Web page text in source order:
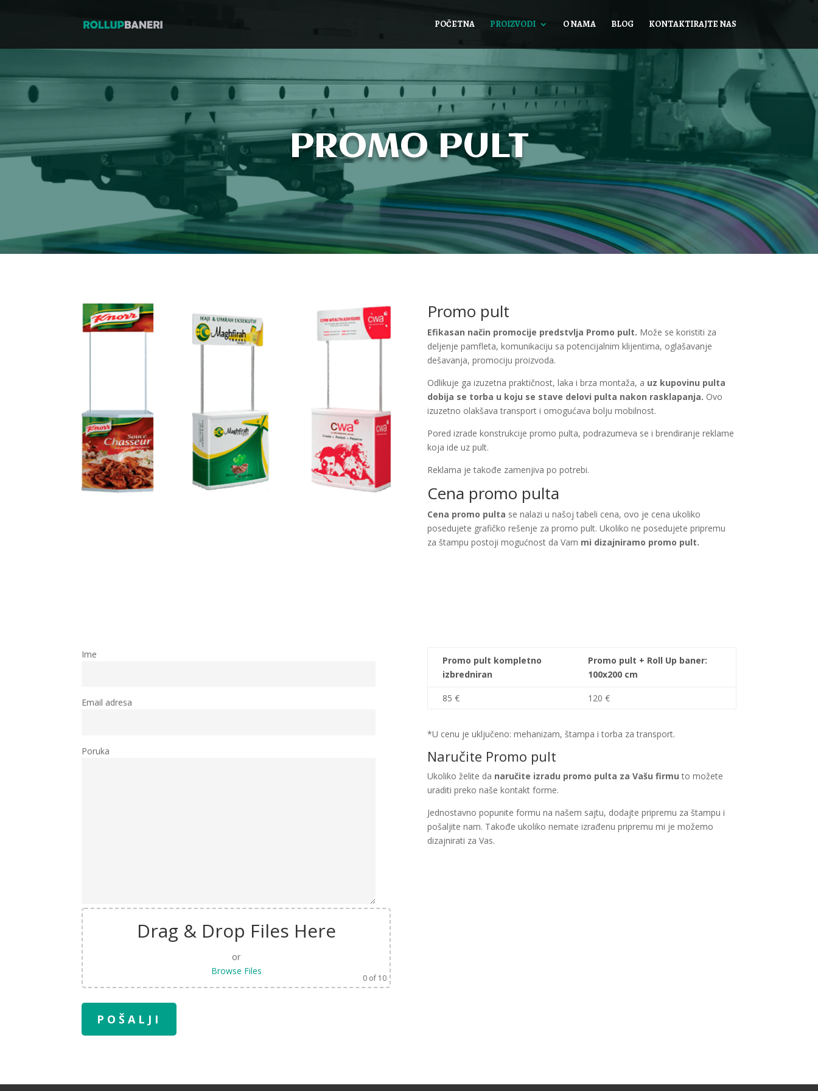
POČETNA PROIZVODI O NAMA BLOG KONTAKTIRAJTE NAS
PROMO PULT
Promo pult
Efikasan način promocije predstvlja Promo pult. Može se koristiti za
deljenje pamfleta, komunikaciju sa potencijalnim klijentima, oglašavanje
dešavanja, promociju proizvoda.
Odlikuje ga izuzetna praktičnost, laka i brza montaža, a uz kupovinu pulta
dobija se torba u koju se stave delovi pulta nakon rasklapanja. Ovo
izuzetno olakšava transport i omogućava bolju mobilnost.
Pored izrade konstrukcije promo pulta, podrazumeva se i brendiranje reklame
koja ide uz pult.
Reklama je takođe zamenjiva po potrebi.
Cena promo pulta
Cena promo pulta se nalazi u našoj tabeli cena, ovo je cena ukoliko
posedujete grafičko rešenje za promo pult. Ukoliko ne posedujete pripremu
za štampu postoji mogućnost da Vam mi dizajniramo promo pult.
Ime
Email adresa
Poruka
Drag & Drop Files Here
or
Browse Files
0 of 10
Promo pult kompletno
izbredniran
Promo pult + Roll Up baner:
100x200 cm
85 € 120 €
*U cenu je uključeno: mehanizam, štampa i torba za transport.
Naručite Promo pult
Ukoliko želite da naručite izradu promo pulta za Vašu firmu to možete
uraditi preko naše kontakt forme.
Jednostavno popunite formu na našem sajtu, dodajte pripremu za štampu i
pošaljite nam. Takođe ukoliko nemate izrađenu pripremu mi je možemo
dizajnirati za Vas.